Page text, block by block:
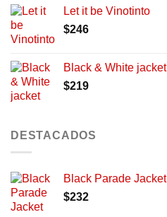
Let it be Vinotinto
$246
Black & White jacket
$219
DESTACADOS
Black Parade Jacket
$232